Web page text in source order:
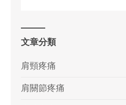
文章分類
肩頸疼痛
肩關節疼痛